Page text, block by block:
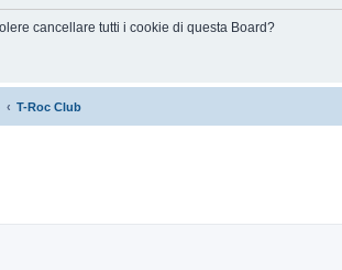
cancellare tutti i cookie di questa Board?
T-Roc Club